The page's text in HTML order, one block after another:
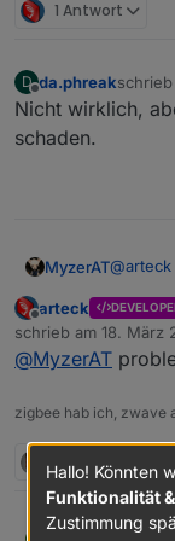
1 Antwort
D
Offline
da.phreakschrieb
zuletzt
Nicht wirklich,
schaden.
MyzerAT@arteck
hmm
leuchtet
und ich
ich
Offline
arteck
schrieb am 18. März
zuletzt editiert von
@MyzerAT
zigbee hab ich, zwave
1 Antwort
Hallo! Könnten
Funktionalität
Zustimmung